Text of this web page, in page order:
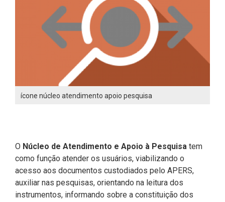
ícone núcleo atendimento apoio pesquisa
O Núcleo de Atendimento e Apoio à Pesquisa tem
como função atender os usuários, viabilizando o
acesso aos documentos custodiados pelo APERS,
auxiliar nas pesquisas, orientando na leitura dos
instrumentos, informando sobre a constituição dos